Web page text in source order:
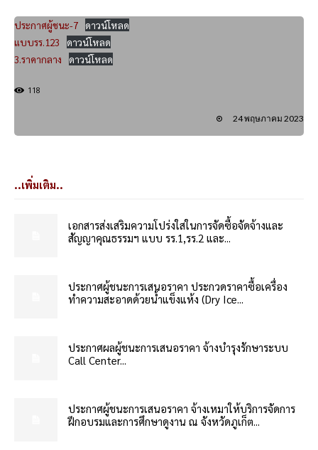
ประกาศผู้ชนะ-7
ดาวน์โหลด
แบบรร.123
ดาวน์โหลด
3.ราคากลาง
ดาวน์โหลด
118
24 พฤษภาคม 2023
..เพิ่มเติม..
เอกสารส่งเสริมความโปร่งใสในการจัดซื้อจัดจ้างและ
สัญญาคุณธรรมฯ แบบ รร.1,รร.2 และ...
ประกาศผู้ชนะการเสนอราคา ประกวดราคาซื้อเครื่อง
ทำความสะอาดด้วยน้ำแข็งแห้ง (Dry Ice...
ประกาศผลผู้ชนะการเสนอราคา จ้างบำรุงรักษาระบบ
Call Center...
ประกาศผู้ชนะการเสนอราคา จ้างเหมาให้บริการจัดการ
ฝึกอบรมและการศึกษาดูงาน ณ จังหวัดภูเก็ต...